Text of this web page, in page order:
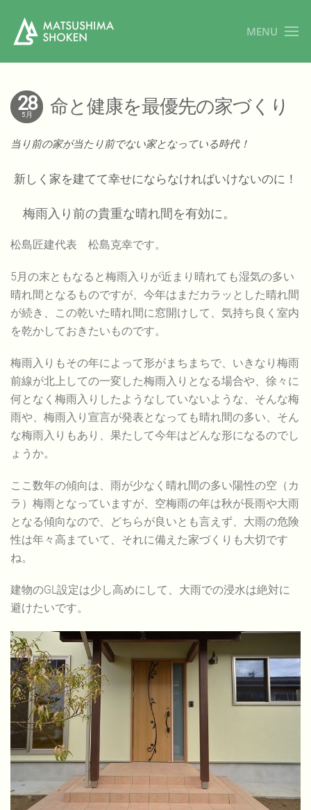
MENU
28
5月 命と健康を最優先の家づくり
当り前の家が当たり前でない家となっている時代！
新しく家を建てて幸せにならなければいけないのに！
梅雨入り前の貴重な晴れ間を有効に。
松島匠建代表 松島克幸です。
5月の末ともなると梅雨入りが近まり晴れても湿気の多い
晴れ間となるものですが、今年はまだカラッとした晴れ間
が続き、この乾いた晴れ間に窓開けして、気持ち良く室内
を乾かしておきたいものです。
梅雨入りもその年によって形がまちまちで、いきなり梅雨
前線が北上しての一変した梅雨入りとなる場合や、徐々に
何となく梅雨入りしたようなしていないような、そんな梅
雨や、梅雨入り宣言が発表となっても晴れ間の多い、そん
な梅雨入りもあり、果たして今年はどんな形になるのでし
ょうか。
ここ数年の傾向は、雨が少なく晴れ間の多い陽性の空（カ
ラ）梅雨となっていますが、空梅雨の年は秋が長雨や大雨
となる傾向なので、どちらが良いとも言えず、大雨の危険
性は年々高まていて、それに備えた家づくりも大切です
ね。
建物のGL設定は少し高めにして、大雨での浸水は絶対に
避けたいです。